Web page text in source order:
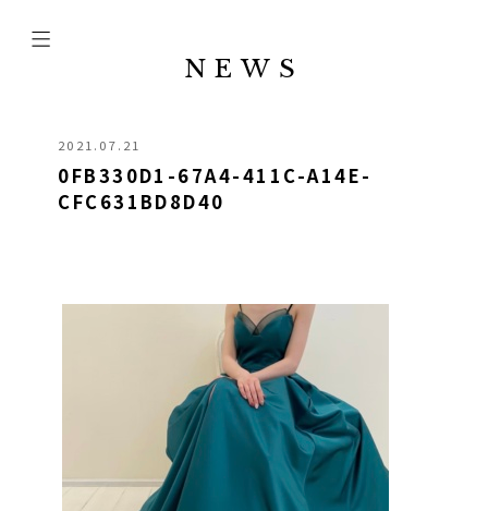
NEWS
2021.07.21
0FB330D1-67A4-411C-A14E-
CFC631BD8D40